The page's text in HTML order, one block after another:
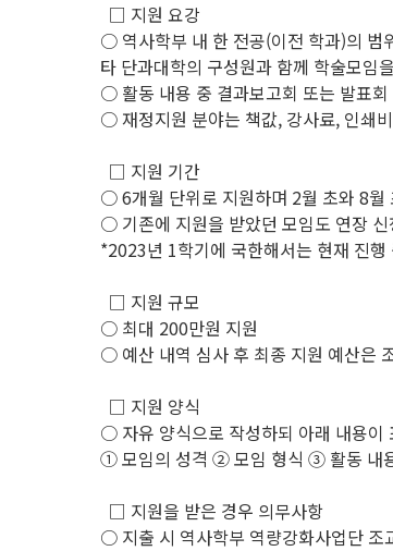
□ 지원 요강
○ 역사학부 내 한 전공(이전 학과)의 범
타 단과대학의 구성원과 함께 학술모임
○ 활동 내용 중 결과보고회 또는 발표
○ 재정지원 분야는 책값, 강사료, 인쇄
□ 지원 기간
○ 6개월 단위로 지원하며 2월 초와 8월
○ 기존에 지원을 받았던 모임도 연장
*2023년 1학기에 국한해서는 현재 진
□ 지원 규모
○ 최대 200만원 지원
○ 예산 내역 심사 후 최종 지원 예산은
□ 지원 양식
○ 자유 양식으로 작성하되 아래 내용이
① 모임의 성격 ② 모임 형식 ③ 활동 내
□ 지원을 받은 경우 의무사항
○ 지출 시 역사학부 역량강화사업단 조